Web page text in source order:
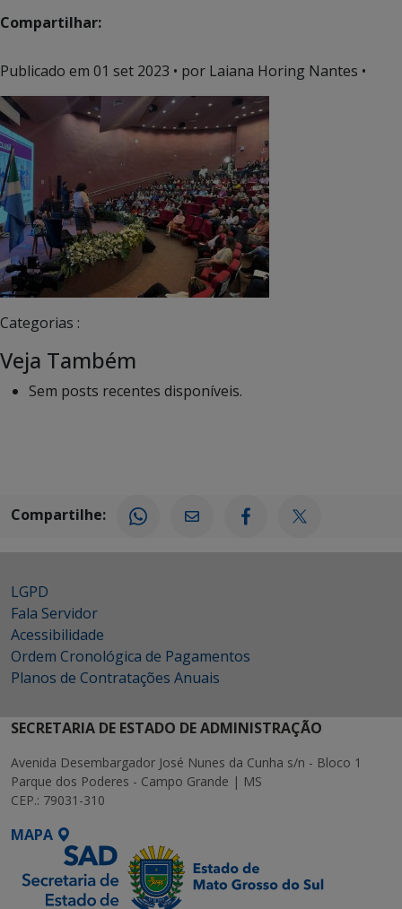
Compartilhar:
Publicado em 01 set 2023 • por Laiana Horing Nantes •
Categorias :
Veja Também
Sem posts recentes disponíveis.
Compartilhe:
LGPD
Fala Servidor
Acessibilidade
Ordem Cronológica de Pagamentos
Planos de Contratações Anuais
SECRETARIA DE ESTADO DE ADMINISTRAÇÃO
Avenida Desembargador José Nunes da Cunha s/n - Bloco 1
Parque dos Poderes - Campo Grande | MS
CEP.: 79031-310
MAPA